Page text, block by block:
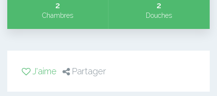
2
Chambres
2
Douches
J'aime Partager